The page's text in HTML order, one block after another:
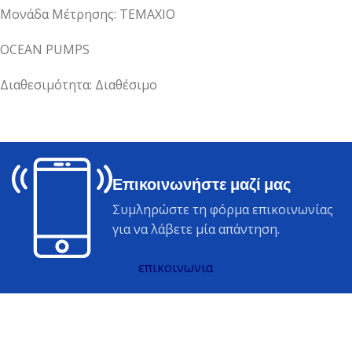
Μονάδα Μέτρησης: ΤΕΜΑΧΙΟ
OCEAN PUMPS
Διαθεσιμότητα: Διαθέσιμο
Επικοινωνήστε μαζί μας
Συμληρώστε τη φόρμα επικοινωνίας
για να λάβετε μία απάντηση.
επικοινωνια